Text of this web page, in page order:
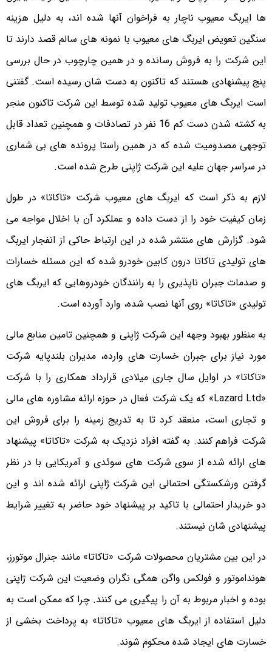
ها ایربگ معیوب ناچار به فراخوان آنها شده اند، به دلیل هزینه
سنگین تعویض ایربگ های معیوب با نمونه های سالم قصد دارند تا
این شرکت را به فروش رسانده و در همین چارچوب در حال بررسی
پنج پیشنهادی هستند که تاکنون به دست شان رسیده است. گفتنی
است ایربگ های معیوب تولید شده توسط این شرکت تاکنون منجر
به کشته شدن دست کم 16 نفر در تصادفات و همچنین تعداد قابل
توجهی مصدومیت شده که در همین راستا پرونده های بی شماری
در سراسر جهان علیه این شرکت ژاپنی طرح شده است.
لازم به ذکر است که ایربگ های معیوب شرکت «تاکاتا» در طول
زمان کیفیت خود را از دست داده و عملکرد آن با اخلال مواجه می
شود. گزارش های منتشر شده در این ارتباط حاکی از انفجار ایربگ
های تولیدی تاکاتا درون کابین خودرو شده که این مسئله خسارات
و صدمات جبران ناپذیری را به رانندگان خودروهایی که ایربگ های
تولیدی «تاکاتا» روی آنها نصب شده، وارد آورده است.
به منظور بهبود وجهه این شرکت ژاپنی و همچنین تامین منابع مالی
مورد نیاز برای جبران خسارت های وارده، مدیران بلندپایه شرکت
«تاکاتا» در اوایل سال جاری میلادی قرارداد همکاری را با شرکت
«Lazard Ltd» که یک شرکت فعال در حوزه ارائه مشاوره های مالی
و تجاری است، منعقد کرد تا به تدریج زمینه را برای فروش این
شرکت فراهم کنند. به گفته افراد نزدیک به شرکت «تاکاتا» پیشنهاد
های ارائه شده از سوی شرکت های سوئدی و آمریکایی با در نظر
گرفتن ورشکستگی احتمالی این شرکت ژاپنی ارائه شده اند و این
دو خریدار احتمالی با تاکید بر پیشنهاد خود حاضر به تغییر شرایط
پیشنهادی شان نیستند.
در این بین مشتریان محصولات شرکت «تاکاتا» مانند جنرال موتورز،
هونداموتور و فولکس واگن همگی نگران وضعیت این شرکت ژاپنی
بوده و اخبار مربوط به آن را پیگیری می کنند. چرا که ممکن است به
دلیل استفاده از ایربگ های معیوب «تاکاتا» به پرداخت بخشی از
خسارت های ایجاد شده محکوم شوند.